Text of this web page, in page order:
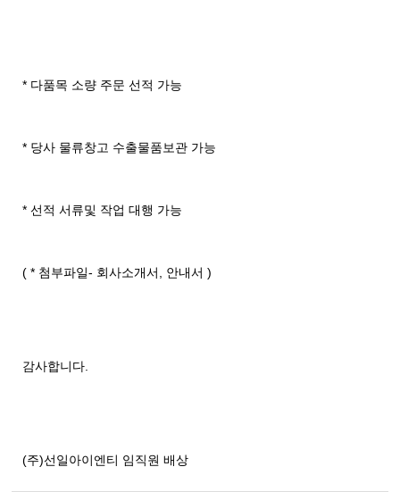
* 다품목 소량 주문 선적 가능
* 당사 물류창고 수출물품보관 가능
* 선적 서류및 작업 대행 가능
( * 첨부파일- 회사소개서, 안내서 )
감사합니다.
(주)선일아이엔티 임직원 배상